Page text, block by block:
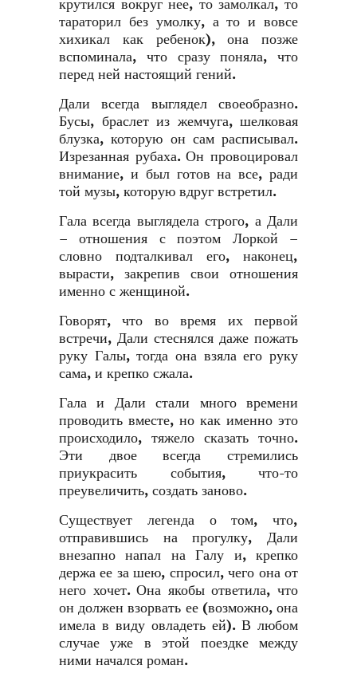
крутился вокруг нее, то замолкал, то
тараторил без умолку, а то и вовсе
хихикал как ребенок), она позже
вспоминала, что сразу поняла, что
перед ней настоящий гений.
Дали всегда выглядел своеобразно.
Бусы, браслет из жемчуга, шелковая
блузка, которую он сам расписывал.
Изрезанная рубаха. Он провоцировал
внимание, и был готов на все, ради
той музы, которую вдруг встретил.
Гала всегда выглядела строго, а Дали
– отношения с поэтом Лоркой –
словно подталкивал его, наконец,
вырасти, закрепив свои отношения
именно с женщиной.
Говорят, что во время их первой
встречи, Дали стеснялся даже пожать
руку Галы, тогда она взяла его руку
сама, и крепко сжала.
Гала и Дали стали много времени
проводить вместе, но как именно это
происходило, тяжело сказать точно.
Эти двое всегда стремились
приукрасить события, что-то
преувеличить, создать заново.
Существует легенда о том, что,
отправившись на прогулку, Дали
внезапно напал на Галу и, крепко
держа ее за шею, спросил, чего она от
него хочет. Она якобы ответила, что
он должен взорвать ее (возможно, она
имела в виду овладеть ей). В любом
случае уже в этой поездке между
ними начался роман.